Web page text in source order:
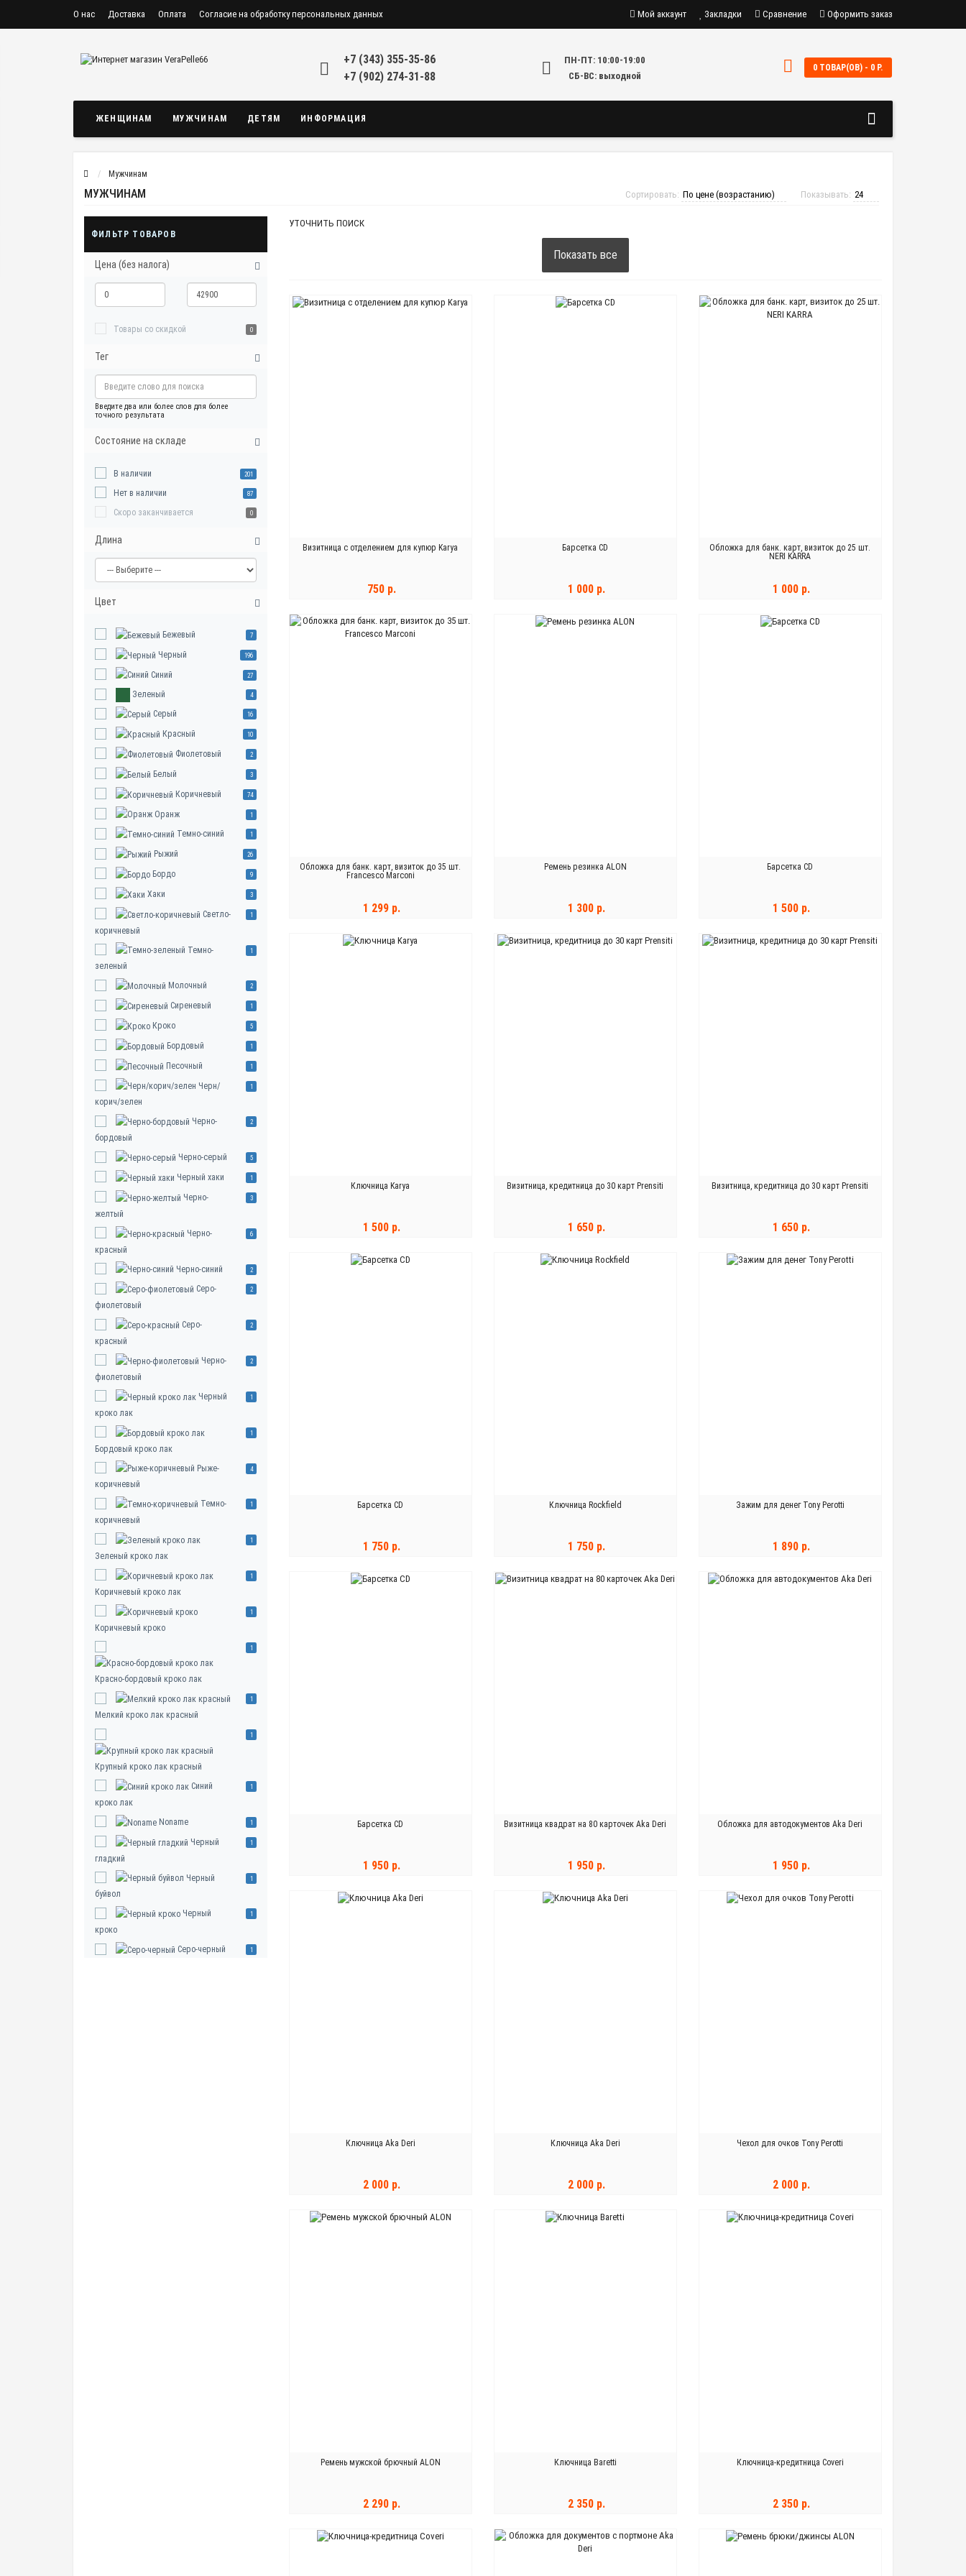
О нас Доставка Оплата Согласие на обработку персональных данных Мой аккаунт Закладки Сравнение Оформить заказ
+7 (343) 355-35-86
+7 (902) 274-31-88
ПН-ПТ: 10:00-19:00
СБ-ВС: выходной
0 ТОВАР(ОВ) - 0 Р.
ЖЕНЩИНАМ МУЖЧИНАМ ДЕТЯМ ИНФОРМАЦИЯ
Мужчинам
МУЖЧИНАМ Показывать:
Сортировать:
ФИЛЬТР ТОВАРОВ
Цена (без налога)
Товары со скидкой 0
Тег
Введите два или более слов для более
точного результата
Состояние на складе
В наличии 201
Нет в наличии 87
Скоро заканчивается 0
Длина
Цвет
Бежевый 7
Черный 196
Синий 27
Зеленый 4
Серый 16
Красный 10
Фиолетовый 2
Белый 3
Коричневый 74
Оранж 1
Темно-синий 1
Рыжий 26
Бордо 9
Хаки 3
Светло-
коричневый
1
Темно-
зеленый
1
Молочный 2
Сиреневый 1
Кроко 5
Бордовый 1
Песочный 1
Черн/
корич/зелен
1
Черно-
бордовый
2
Черно-серый 5
Черный хаки 1
Черно-
желтый
3
Черно-
красный
6
Черно-синий 2
Серо-
фиолетовый
2
Серо-
красный
2
Черно-
фиолетовый
2
Черный
кроко лак
1
Бордовый кроко лак
1
Рыже-
коричневый
4
Темно-
коричневый
1
Зеленый кроко лак
1
Коричневый кроко лак
1
Коричневый кроко
1
Красно-бордовый кроко лак
1
Мелкий кроко лак красный
1
Крупный кроко лак красный
1
Синий
кроко лак
1
Noname 1
Черный
гладкий
1
Черный
буйвол
1
Черный
кроко
1
Серо-черный 1
УТОЧНИТЬ ПОИСК
Показать все
Визитница с отделением для купюр Karya
750 р.
В КОРЗИНУ
Барсетка CD
1 000 р.
В КОРЗИНУ
Обложка для банк. карт, визиток до 25 шт.
NERI KARRA
1 000 р.
В КОРЗИНУ
Обложка для банк. карт, визиток до 35 шт.
Francesco Marconi
1 299 р.
В КОРЗИНУ
Ремень резинка ALON
1 300 р.
В КОРЗИНУ
Барсетка CD
1 500 р.
В КОРЗИНУ
Ключница Karya
1 500 р.
В КОРЗИНУ
Визитница, кредитница до 30 карт Prensiti
1 650 р.
В КОРЗИНУ
Визитница, кредитница до 30 карт Prensiti
1 650 р.
В КОРЗИНУ
Барсетка CD
1 750 р.
В КОРЗИНУ
Ключница Rockfield
1 750 р.
В КОРЗИНУ
Зажим для денег Tony Perotti
1 890 р.
В КОРЗИНУ
Барсетка CD
1 950 р.
В КОРЗИНУ
Визитница квадрат на 80 карточек Aka Deri
1 950 р.
В КОРЗИНУ
Обложка для автодокументов Aka Deri
1 950 р.
В КОРЗИНУ
Ключница Aka Deri
2 000 р.
В КОРЗИНУ
Ключница Aka Deri
2 000 р.
В КОРЗИНУ
Чехол для очков Tony Perotti
2 000 р.
В КОРЗИНУ
Ремень мужской брючный ALON
2 290 р.
В КОРЗИНУ
Ключница Baretti
2 350 р.
В КОРЗИНУ
Ключница-кредитница Coveri
2 350 р.
В КОРЗИНУ